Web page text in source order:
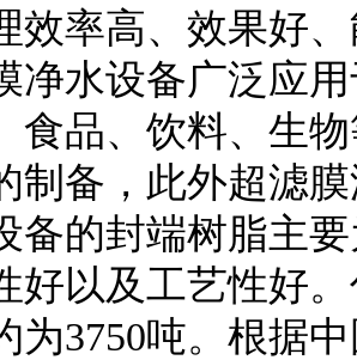
效率高、效果好
净水设备广泛应
食品、饮料、生
制备，此外超滤
备的封端树脂主
好以及工艺性好
为3750吨。根据